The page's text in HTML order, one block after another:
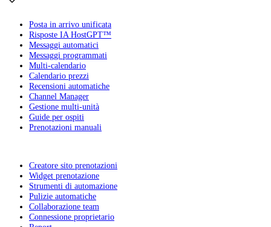
Posta in arrivo unificata
Risposte IA HostGPT™
Messaggi automatici
Messaggi programmati
Multi-calendario
Calendario prezzi
Recensioni automatiche
Channel Manager
Gestione multi-unità
Guide per ospiti
Prenotazioni manuali
Creatore sito prenotazioni
Widget prenotazione
Strumenti di automazione
Pulizie automatiche
Collaborazione team
Connessione proprietario